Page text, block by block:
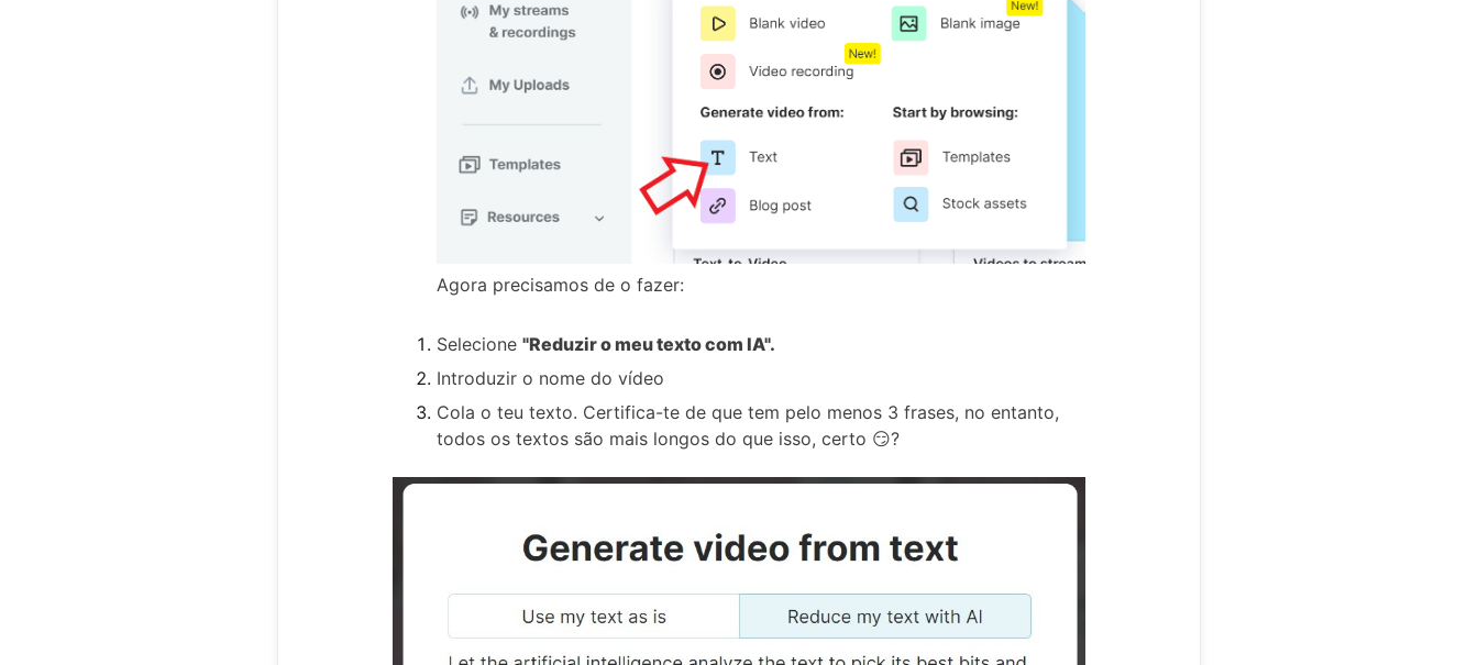
Agora precisamos de o fazer:
Selecione "Reduzir o meu texto com IA".
Introduzir o nome do vídeo
Cola o teu texto. Certifica-te de que tem pelo menos 3 frases, no entanto,
todos os textos são mais longos do que isso, certo 😏?